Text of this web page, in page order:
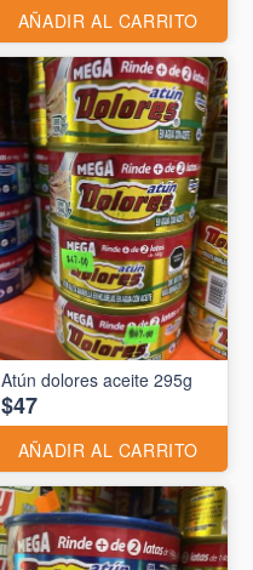
AÑADIR AL CARRITO
Atún dolores aceite 295g
$47
AÑADIR AL CARRITO